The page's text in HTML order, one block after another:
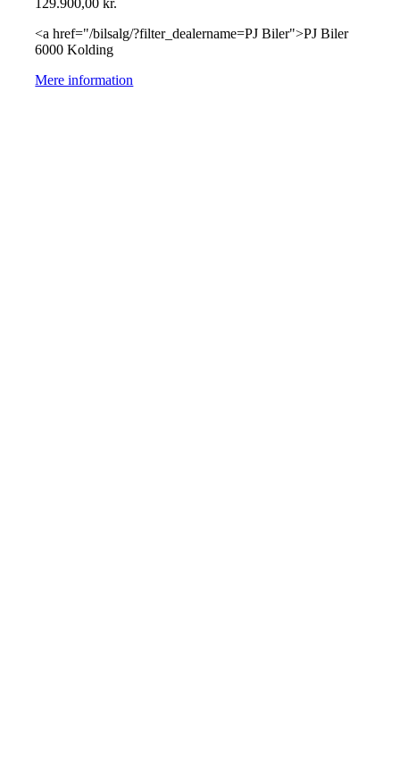
<a href="/bilsalg/?filter_dealername=PJ Biler">PJ Biler
6000 Kolding
Mere information